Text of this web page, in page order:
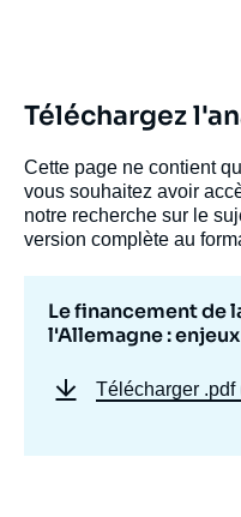
Téléchargez
Cette page ne contient
vous souhaitez avoir
notre recherche sur le
version complète au
Le financement de
l'Allemagne :
Télécharger .pdf